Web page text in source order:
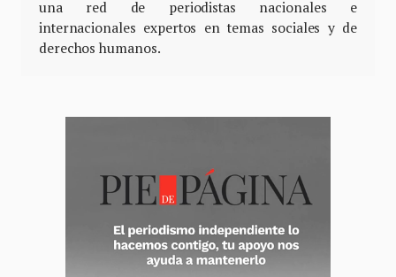
una red de periodistas nacionales e
internacionales expertos en temas sociales y de
derechos humanos.